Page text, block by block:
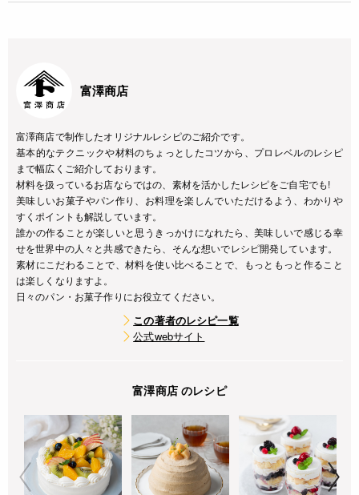
富澤商店
富澤商店で制作したオリジナルレシピのご紹介です。
基本的なテクニックや材料のちょっとしたコツから、プロレベルのレシピ
まで幅広くご紹介しております。
材料を扱っているお店ならではの、素材を活かしたレシピをご自宅でも!
美味しいお菓子やパン作り、お料理を楽しんでいただけるよう、わかりや
すくポイントも解説しています。
誰かの作ることが楽しいと思うきっかけになれたら、美味しいで感じる幸
せを世界中の人々と共感できたら、そんな想いでレシピ開発しています。
素材にこだわることで、材料を使い比べることで、もっともっと作ること
は楽しくなりますよ。
日々のパン・お菓子作りにお役立てください。
この著者のレシピ一覧
公式webサイト
富澤商店 のレシピ